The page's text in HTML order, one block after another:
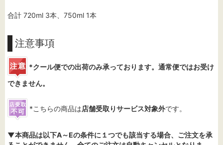
合計 720ml 3本、750ml 1本
注意事項
*クール便での出荷のみ承っております。通常便ではお受け
できません。
*こちらの商品は店舗受取りサービス対象外です。
▼本商品は以下A～Eの条件に１つでも該当する場合、ご注文を承